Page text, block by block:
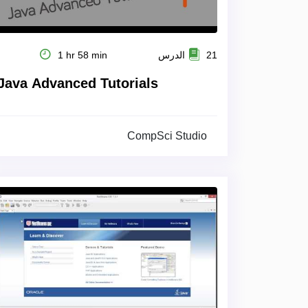
21 الدرس 1 hr 58 min
Advanced Tutorials
CompSci Studio